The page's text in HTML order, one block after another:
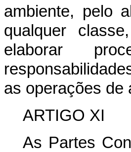
ambiente, pelo
qualquer
elaborar
as operações de
ARTIGO XI
As Partes